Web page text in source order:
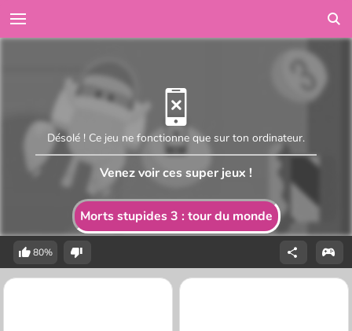
Morts stupides 3 : tour du monde
Désolé ! Ce jeu ne fonctionne que sur ton ordinateur.
Venez voir ces super jeux !
80%